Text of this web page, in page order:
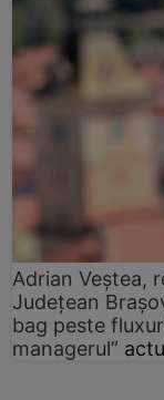
Adrian Veștea,
Județean
bag peste
managerul”